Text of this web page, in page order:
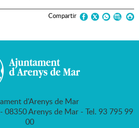
Compartir
d'Arenys de Mar
08350 Arenys de Mar - Tel. 93 795 99
00